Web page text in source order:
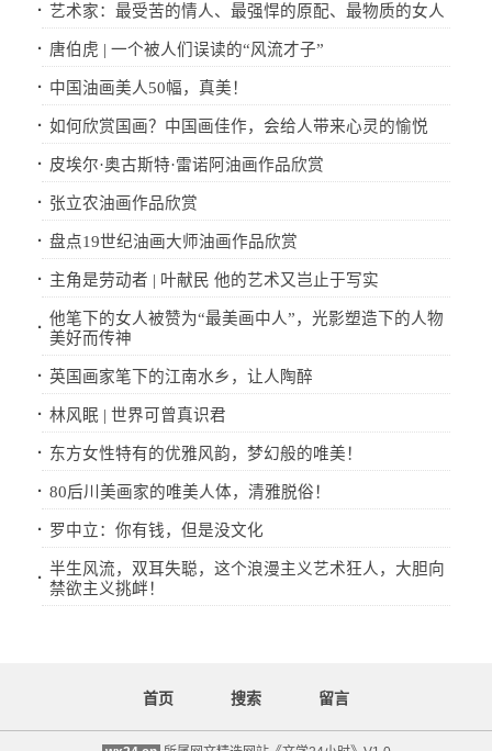
· 艺术家：最受苦的情人、最强悍的原配、最物质的女人
· 唐伯虎 | 一个被人们误读的“风流才子”
· 中国油画美人50幅，真美！
· 如何欣赏国画？中国画佳作，会给人带来心灵的愉悦
· 皮埃尔·奥古斯特·雷诺阿油画作品欣赏
· 张立农油画作品欣赏
· 盘点19世纪油画大师油画作品欣赏
· 主角是劳动者 | 叶献民 他的艺术又岂止于写实
· 他笔下的女人被赞为“最美画中人”，光影塑造下的人物
美好而传神
· 英国画家笔下的江南水乡，让人陶醉
· 林风眠 | 世界可曾真识君
· 东方女性特有的优雅风韵，梦幻般的唯美！
· 80后川美画家的唯美人体，清雅脱俗！
· 罗中立：你有钱，但是没文化
· 半生风流，双耳失聪，这个浪漫主义艺术狂人，大胆向
禁欲主义挑衅！
首页 搜索 留言